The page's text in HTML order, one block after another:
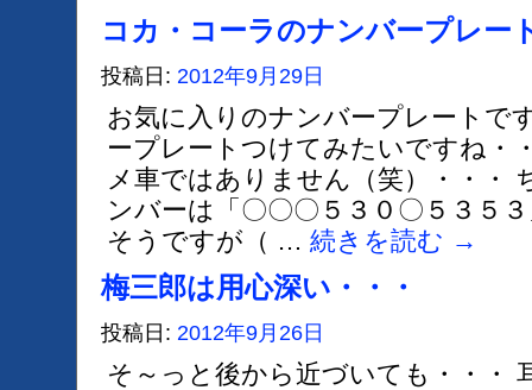
コカ・コーラのナンバープレー
投稿日: 2012年9月29日
お気に入りのナンバープレートで
ープレートつけてみたいですね・
メ車ではありません（笑）・・・
ンバーは「〇〇〇５３０〇５３５
そうですが（ … 続きを読む →
梅三郎は用心深い・・・
投稿日: 2012年9月26日
そ～っと後から近づいても・・・